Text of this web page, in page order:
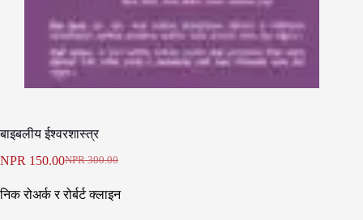
बाइबलीय ईश्वरशास्त्र
NPR300.00
Original
was:
NPR 150.00Current
is:
निक रोअर्क र रोर्बर्ट क्लाइन